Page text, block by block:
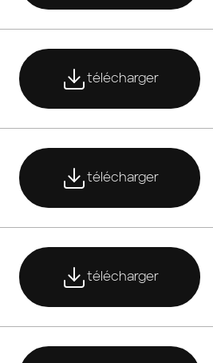
télécharger
télécharger
télécharger